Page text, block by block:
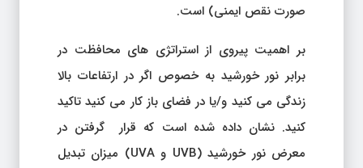
صورت نقص ایمنی) است.
بر اهمیت پیروی از استراتژی های محافظت در
برابر نور خورشید به خصوص اگر در ارتفاعات بالا
زندگی می کنید و/یا در فضای باز کار می کنید تاکید
کنید. نشان داده شده است که قرار گرفتن در
معرض نور خورشید (UVB و UVA) میزان تبدیل